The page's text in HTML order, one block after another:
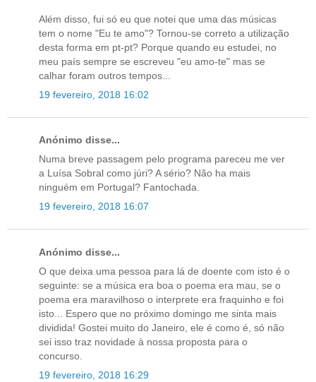
Além disso, fui só eu que notei que uma das músicas
tem o nome "Eu te amo"? Tornou-se correto a utilização
desta forma em pt-pt? Porque quando eu estudei, no
meu país sempre se escreveu "eu amo-te" mas se
calhar foram outros tempos...
19 fevereiro, 2018 16:02
Anónimo disse...
Numa breve passagem pelo programa pareceu me ver
a Luísa Sobral como júri? A sério? Não ha mais
ninguém em Portugal? Fantochada.
19 fevereiro, 2018 16:07
Anónimo disse...
O que deixa uma pessoa para lá de doente com isto é o
seguinte: se a música era boa o poema era mau, se o
poema era maravilhoso o interprete era fraquinho e foi
isto... Espero que no próximo domingo me sinta mais
dividida! Gostei muito do Janeiro, ele é como é, só não
sei isso traz novidade à nossa proposta para o
concurso.
19 fevereiro, 2018 16:29